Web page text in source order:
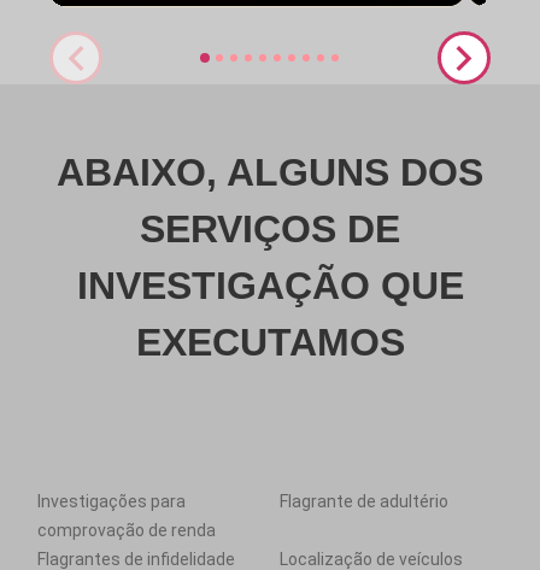
ABAIXO, ALGUNS DOS
SERVIÇOS DE
INVESTIGAÇÃO QUE
EXECUTAMOS
Investigações para
comprovação de renda
Flagrante de adultério
Flagrantes de infidelidade
Localização de veículos